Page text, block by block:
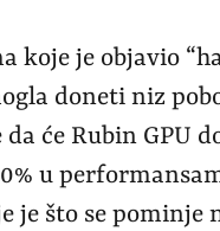
je objavio
doneti niz
će Rubin GPU
u
što se pominje